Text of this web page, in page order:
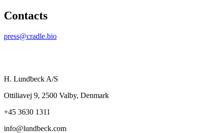
Contacts
press@cradle.bio
H. Lundbeck A/S
Ottiliavej 9, 2500 Valby, Denmark
+45 3630 1311
info@lundbeck.com